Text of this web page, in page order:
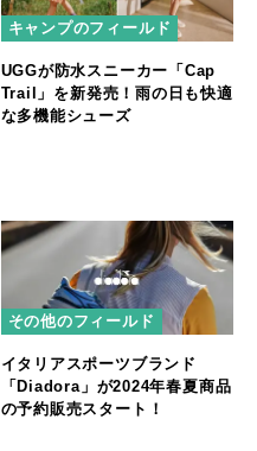
キャンプのフィールド
UGGが防水スニーカー「Cap
Trail」を新発売！雨の日も快適
な多機能シューズ
その他のフィールド
イタリアスポーツブランド
「Diadora」が2024年春夏商品
の予約販売スタート！